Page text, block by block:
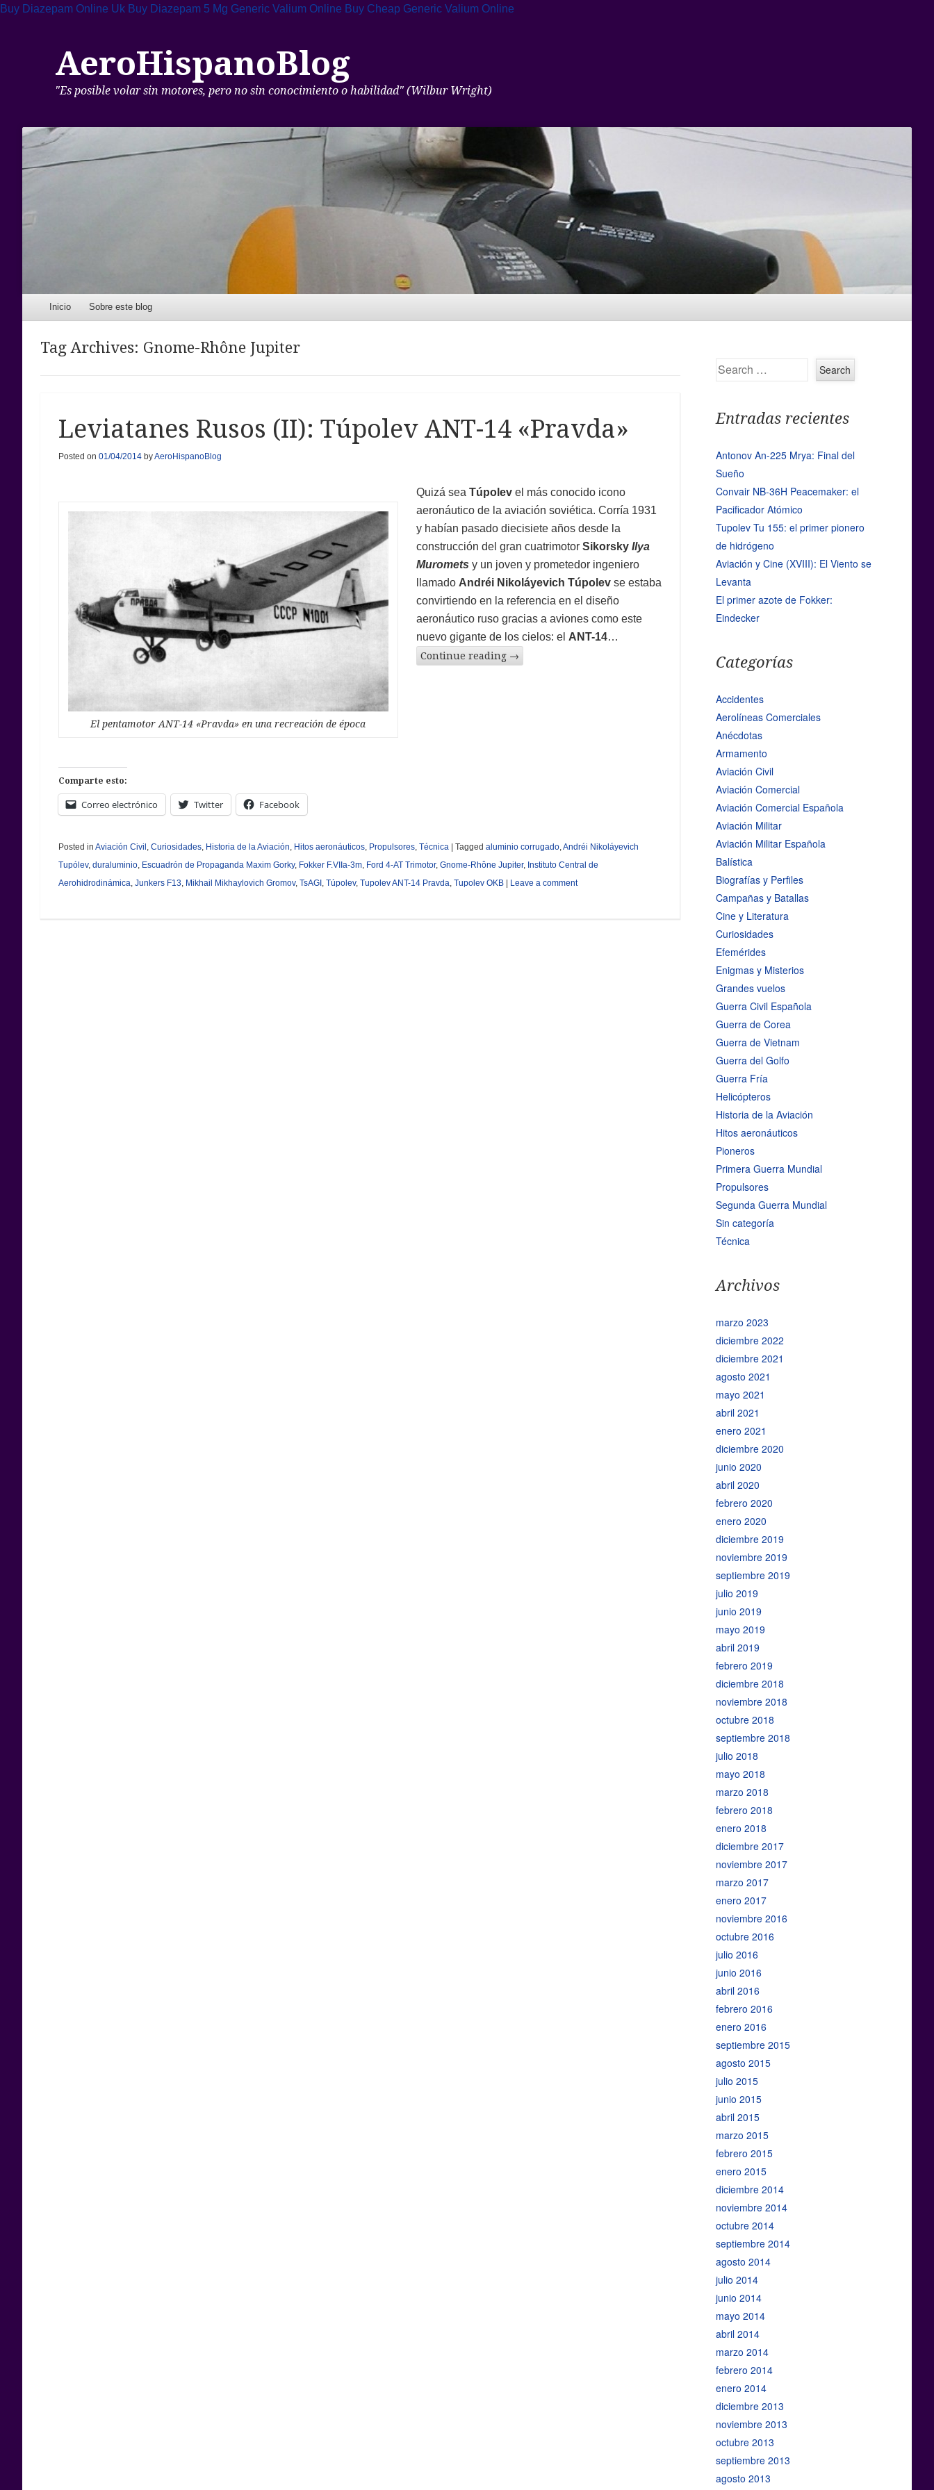
Buy Diazepam Online Uk Buy Diazepam 5 Mg Generic Valium Online Buy Cheap Generic Valium Online
AeroHispanoBlog
"Es posible volar sin motores, pero no sin conocimiento o habilidad" (Wilbur Wright)
Menu
Skip to content
Inicio Sobre este blog
Tag Archives: Gnome-Rhône Jupiter
Leviatanes Rusos (II): Túpolev ANT-14 «Pravda»
Posted on 01/04/2014byAeroHispanoBlog
El pentamotor ANT-14 «Pravda» en una recreación de época
Quizá sea Túpolevel más conocido icono
aeronáutico de la aviación soviética. Corría 1931
y habían pasado diecisiete años desde la
construcción del gran cuatrimotor Sikorsky Ilya
Muromets y un joven y prometedor ingeniero
llamado Andréi Nikoláyevich Túpolevse estaba
convirtiendo en la referencia en el diseño
aeronáutico ruso gracias a aviones como este
nuevo gigante de los cielos: el ANT-14…
Continue reading →
Comparte esto:
Correo electrónico Twitter Facebook
Posted in Aviación Civil , Curiosidades, Historia de la Aviación, Hitos aeronáuticos, Propulsores, Técnica Tagged aluminio corrugado,Andréi Nikoláyevich
Tupólev, duraluminio, Escuadrón de Propaganda Maxim Gorky, Fokker F.VIIa-3m, Ford 4-AT Trimotor, Gnome-Rhône Jupiter, Instituto Central de
Aerohidrodinámica, Junkers F13, Mikhail Mikhaylovich Gromov, TsAGI , Túpolev, Tupolev ANT-14 Pravda, Tupolev OKB Leave a comment
Search
Entradas recientes
Antonov An-225 Mrya: Final del
Sueño
Convair NB-36H Peacemaker: el
Pacificador Atómico
Tupolev Tu 155: el primer pionero
de hidrógeno
Aviación y Cine (XVIII): El Viento se
Levanta
El primer azote de Fokker:
Eindecker
Categorías
Accidentes
Aerolíneas Comerciales
Anécdotas
Armamento
Aviación Civil
Aviación Comercial
Aviación Comercial Española
Aviación Militar
Aviación Militar Española
Balística
Biografías y Perfiles
Campañas y Batallas
Cine y Literatura
Curiosidades
Efemérides
Enigmas y Misterios
Grandes vuelos
Guerra Civil Española
Guerra de Corea
Guerra de Vietnam
Guerra del Golfo
Guerra Fría
Helicópteros
Historia de la Aviación
Hitos aeronáuticos
Pioneros
Primera Guerra Mundial
Propulsores
Segunda Guerra Mundial
Sin categoría
Técnica
Archivos
marzo 2023
diciembre 2022
diciembre 2021
agosto 2021
mayo 2021
abril 2021
enero 2021
diciembre 2020
junio 2020
abril 2020
febrero 2020
enero 2020
diciembre 2019
noviembre 2019
septiembre 2019
julio 2019
junio 2019
mayo 2019
abril 2019
febrero 2019
diciembre 2018
noviembre 2018
octubre 2018
septiembre 2018
julio 2018
mayo 2018
marzo 2018
febrero 2018
enero 2018
diciembre 2017
noviembre 2017
marzo 2017
enero 2017
noviembre 2016
octubre 2016
julio 2016
junio 2016
abril 2016
febrero 2016
enero 2016
septiembre 2015
agosto 2015
julio 2015
junio 2015
abril 2015
marzo 2015
febrero 2015
enero 2015
diciembre 2014
noviembre 2014
octubre 2014
septiembre 2014
agosto 2014
julio 2014
junio 2014
mayo 2014
abril 2014
marzo 2014
febrero 2014
enero 2014
diciembre 2013
noviembre 2013
octubre 2013
septiembre 2013
agosto 2013